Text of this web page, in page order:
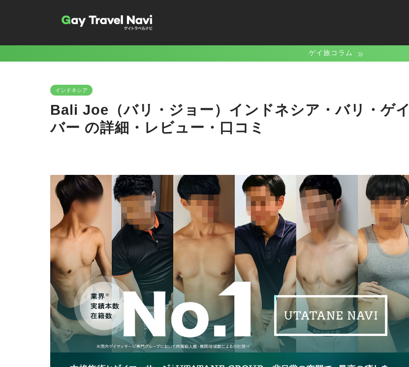
ゲイ旅コラム
インドネシア
Bali Joe（バリ・ジョー）インドネシア・バリ・ゲイ
バー の詳細・レビュー・口コミ